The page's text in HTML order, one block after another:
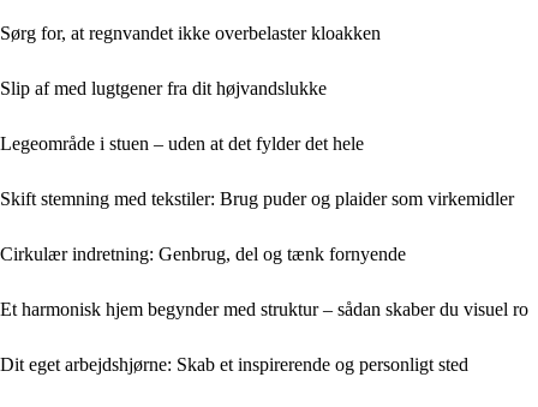
Sørg for, at regnvandet ikke overbelaster kloakken
Slip af med lugtgener fra dit højvandslukke
Legeområde i stuen – uden at det fylder det hele
Skift stemning med tekstiler: Brug puder og plaider som virkemidler
Cirkulær indretning: Genbrug, del og tænk fornyende
Et harmonisk hjem begynder med struktur – sådan skaber du visuel ro
Dit eget arbejdshjørne: Skab et inspirerende og personligt sted